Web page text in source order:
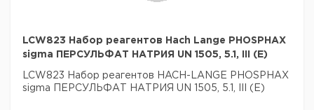
LCW823 Набор реагентов Hach Lange PHOSPHAX
sigma ПЕРСУЛЬФАТ НАТРИЯ UN 1505, 5.1, III (E)
LCW823 Набор реагентов HACH-LANGE PHOSPHAX
sigma ПЕРСУЛЬФАТ НАТРИЯ UN 1505, 5.1, III (E)